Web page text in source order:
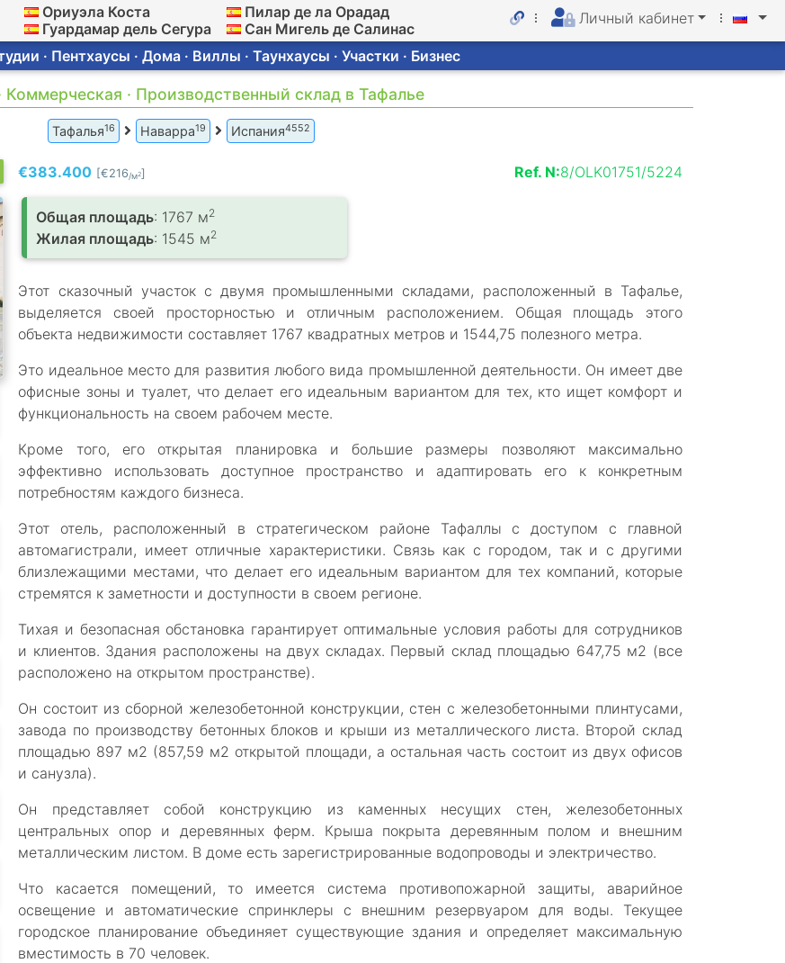
Ориуэла Коста
Гуардамар дель Сегура
Пилар де ла Орадад
Сан Мигель де Салинас
Личный кабинет
· Пентхаусы · Дома · Виллы · Таунхаусы · Участки · Бизнес
Коммерческая · Производственный склад в Тафалье
Тафалья16 Наварра19 Испания4552
€383.400 [€216/м2] Ref. N:8/OLK01751/5224
Общая площадь: 1767 м2
Жилая площадь: 1545 м2
Этот сказочный участок с двумя промышленными складами, расположенный в Тафалье,
выделяется своей просторностью и отличным расположением. Общая площадь этого
объекта недвижимости составляет 1767 квадратных метров и 1544,75 полезного метра.
Это идеальное место для развития любого вида промышленной деятельности. Он имеет две
офисные зоны и туалет, что делает его идеальным вариантом для тех, кто ищет комфорт и
функциональность на своем рабочем месте.
Кроме того, его открытая планировка и большие размеры позволяют максимально
эффективно использовать доступное пространство и адаптировать его к конкретным
потребностям каждого бизнеса.
Этот отель, расположенный в стратегическом районе Тафаллы с доступом с главной
автомагистрали, имеет отличные характеристики. Связь как с городом, так и с другими
близлежащими местами, что делает его идеальным вариантом для тех компаний, которые
стремятся к заметности и доступности в своем регионе.
Тихая и безопасная обстановка гарантирует оптимальные условия работы для сотрудников
и клиентов. Здания расположены на двух складах. Первый склад площадью 647,75 м2 (все
расположено на открытом пространстве).
Он состоит из сборной железобетонной конструкции, стен с железобетонными плинтусами,
завода по производству бетонных блоков и крыши из металлического листа. Второй склад
площадью 897 м2 (857,59 м2 открытой площади, а остальная часть состоит из двух офисов
и санузла).
Он представляет собой конструкцию из каменных несущих стен, железобетонных
центральных опор и деревянных ферм. Крыша покрыта деревянным полом и внешним
металлическим листом. В доме есть зарегистрированные водопроводы и электричество.
Что касается помещений, то имеется система противопожарной защиты, аварийное
освещение и автоматические спринклеры с внешним резервуаром для воды. Текущее
городское планирование объединяет существующие здания и определяет максимальную
вместимость в 70 человек.